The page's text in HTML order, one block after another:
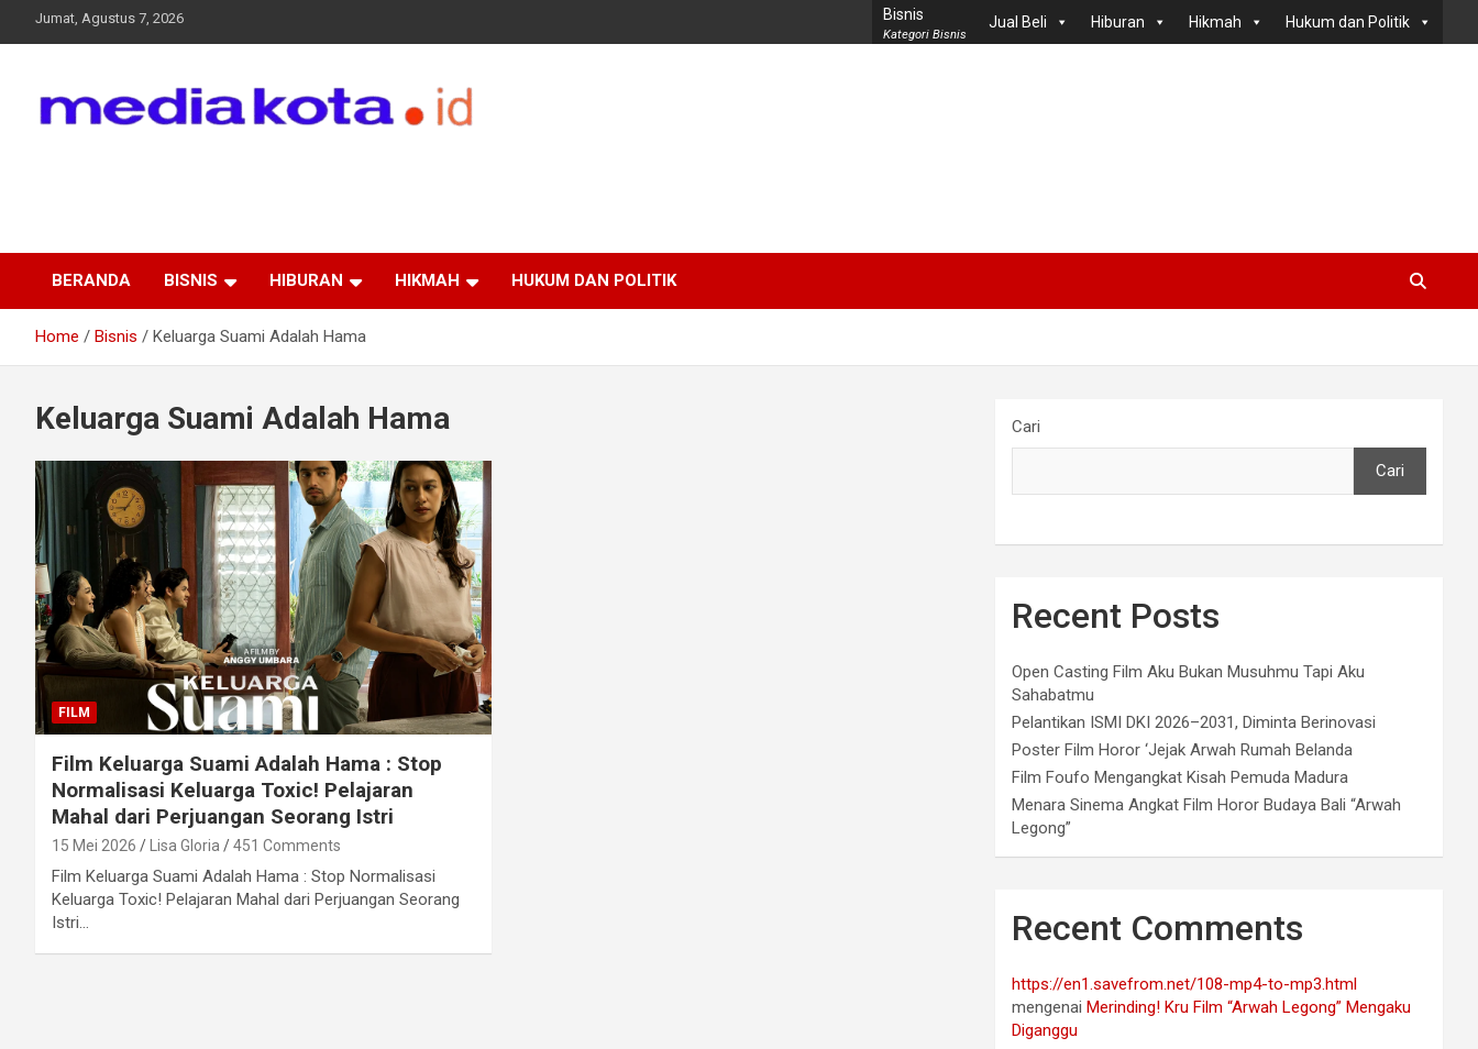
Jumat, Agustus 7, 2026 Bisnis
Kategori Bisnis
Jual Beli Hiburan Hikmah Hukum dan Politik
BERANDA BISNIS HIBURAN HIKMAH HUKUM DAN POLITIK
Home Bisnis Keluarga Suami Adalah Hama
Keluarga Suami Adalah Hama
FILM
Film Keluarga Suami Adalah Hama : Stop
Normalisasi Keluarga Toxic! Pelajaran
Mahal dari Perjuangan Seorang Istri
15 Mei 2026 Lisa Gloria 451 Comments
Film Keluarga Suami Adalah Hama : Stop Normalisasi
Keluarga Toxic! Pelajaran Mahal dari Perjuangan Seorang
Istri…
Cari
Cari
Recent Posts
Open Casting Film Aku Bukan Musuhmu Tapi Aku
Sahabatmu
Pelantikan ISMI DKI 2026–2031, Diminta Berinovasi
Poster Film Horor ‘Jejak Arwah Rumah Belanda
Film Foufo Mengangkat Kisah Pemuda Madura
Menara Sinema Angkat Film Horor Budaya Bali “Arwah
Legong”
Recent Comments
https://en1.savefrom.net/108-mp4-to-mp3.html
mengenai Merinding! Kru Film “Arwah Legong” Mengaku
Diganggu